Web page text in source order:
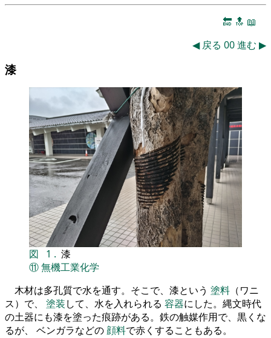
🔚 🔝 📖
◀ 戻る 00進む ▶
漆
図 1 . 漆
⑪無機工業化学
木材は多孔質で水を通す。そこで、漆という 塗料 （ワニ
ス）で、 塗装して、水を入れられる 容器にした。縄文時代
の土器にも漆を塗った痕跡がある。鉄の触媒作用で、黒くな
るが、 ベンガラなどの 顔料で赤くすることもある。